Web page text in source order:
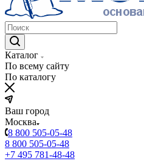
Каталог
По всему сайту
По каталогу
Ваш город
Москва
8 800 505-05-48
8 800 505-05-48
+7 495 781-48-48